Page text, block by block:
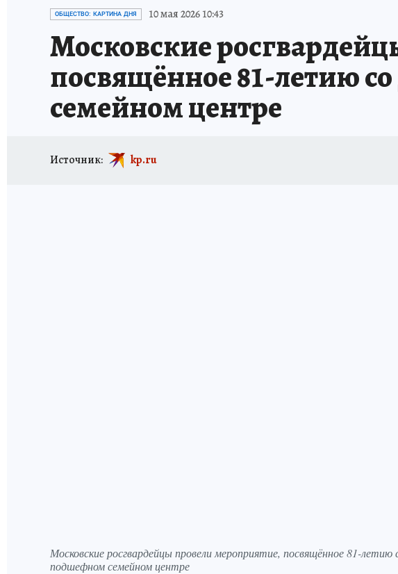
ИСПЫТАНО НА СЕБЕ
ОБЩЕСТВО: КАРТИНА ДНЯ 10 мая 2026 10:43
Московские
посвящённое 81-летию
семейном центре
Источник: kp.ru
Московские росгвардейцы провели мероприятие, посвящённое 81-
подшефном семейном центре